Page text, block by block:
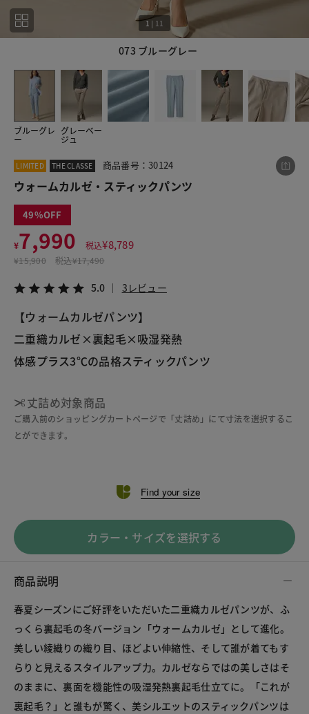
073 ブルーグレー
1 | 11
ブルーグレ
ー
グレーベー
ジュ
LIMITED THE CLASSE 商品番号：30124
ウォームカルゼ・スティックパンツ
49
¥7,990 税込¥8,789
¥15,900 税込¥17,490
5.0 3レビュー
【ウォームカルゼパンツ】
二重織カルゼ×裏起毛×吸湿発熱
丈詰め対象商品
ご購入前のショッピングカートページで「丈詰め」にて寸法を選択するこ
とができます。
Find your size
カラー・サイズを選択する
商品説明
春夏シーズンにご好評をいただいた二重織カルゼパンツが、ふ
っくら裏起毛の冬バージョン「ウォームカルゼ」として進化。
美しい綾織りの織り目、ほどよい伸縮性、そして誰が着てもす
らりと見えるスタイルアップ力。カルゼならではの美しさはそ
のままに、裏面を機能性の吸湿発熱裏起毛仕立てに。「これが
裏起毛？」と誰もが驚く、美シルエットのスティックパンツは
この商品をシェアする
¥7,990
税込¥8,789
LINE X メール